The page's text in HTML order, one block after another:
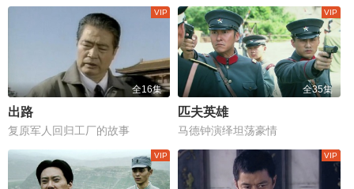
全16集
出路
复原军人回归工厂的故事
全35集
匹夫英雄
马德钟演绎坦荡豪情